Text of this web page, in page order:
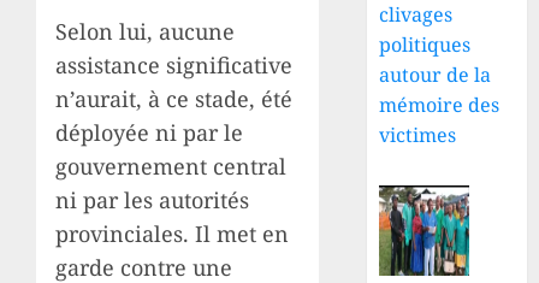
Selon lui, aucune
assistance significative
n’aurait, à ce stade, été
déployée ni par le
gouvernement central
ni par les autorités
provinciales. Il met en
garde contre une
clivages
politiques
autour de la
mémoire des
victimes